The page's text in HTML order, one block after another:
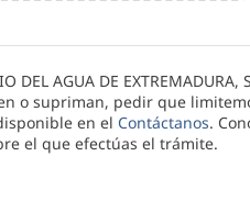
DEL AGUA DE EXTREMADURA,
o supriman, pedir que
en el Contáctanos.
el que efectúas el trámite.